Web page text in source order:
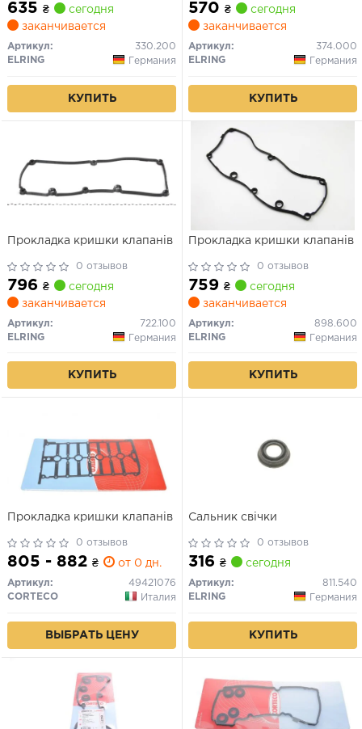
635 ₴
сегодня
заканчивается
Артикул:
330.200
ELRING
Германия
КУПИТЬ
570 ₴
сегодня
заканчивается
Артикул:
374.000
ELRING
Германия
КУПИТЬ
Прокладка кришки клапанів
0 отзывов
796 ₴
сегодня
заканчивается
Артикул:
722.100
ELRING
Германия
КУПИТЬ
Прокладка кришки клапанів
0 отзывов
759 ₴
сегодня
заканчивается
Артикул:
898.600
ELRING
Германия
КУПИТЬ
Прокладка кришки клапанів
0 отзывов
805 - 882 ₴ от 0 дн.
Артикул:
49421076
CORTECO
Италия
ВЫБРАТЬ ЦЕНУ
Сальник свічки
0 отзывов
316 ₴ сегодня
Артикул:
811.540
ELRING
Германия
КУПИТЬ